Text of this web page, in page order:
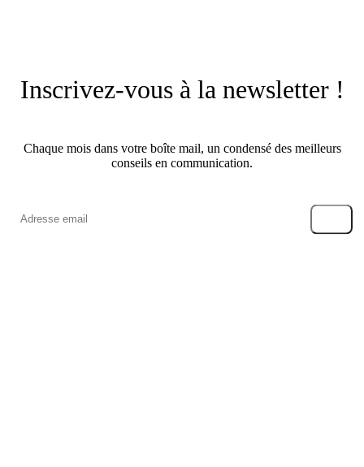
Inscrivez-vous à la newsletter !
Chaque mois dans votre boîte mail, un condensé des meilleurs
conseils en communication.